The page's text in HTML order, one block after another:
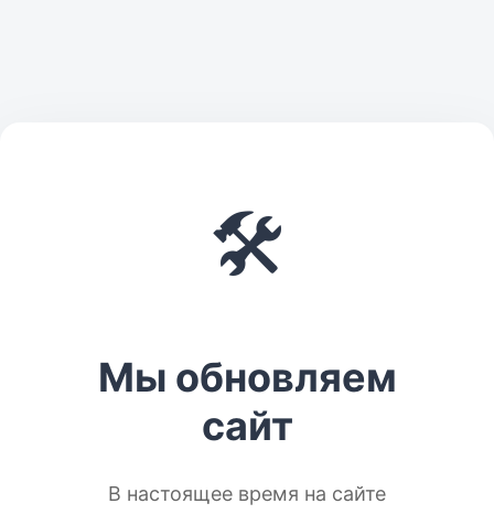
🛠️
Мы обновляем
сайт
В настоящее время на сайте